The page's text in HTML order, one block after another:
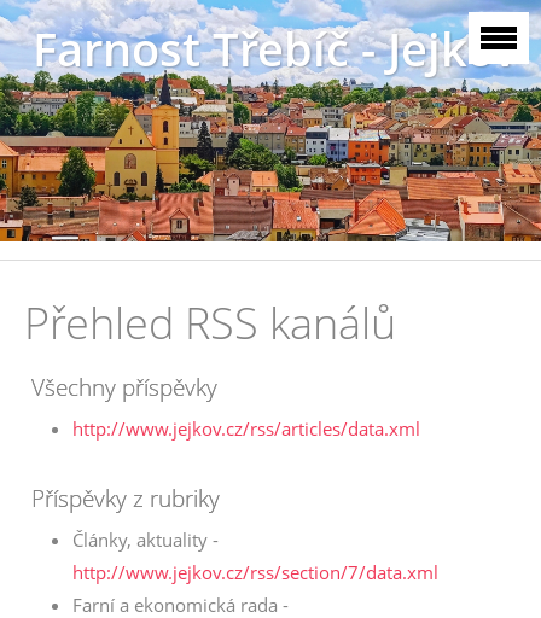
Farnost Třebíč - Jejkov
Přehled RSS kanálů
Všechny příspěvky
http://www.jejkov.cz/rss/articles/data.xml
Příspěvky z rubriky
Články, aktuality -
http://www.jejkov.cz/rss/section/7/data.xml
Farní a ekonomická rada -